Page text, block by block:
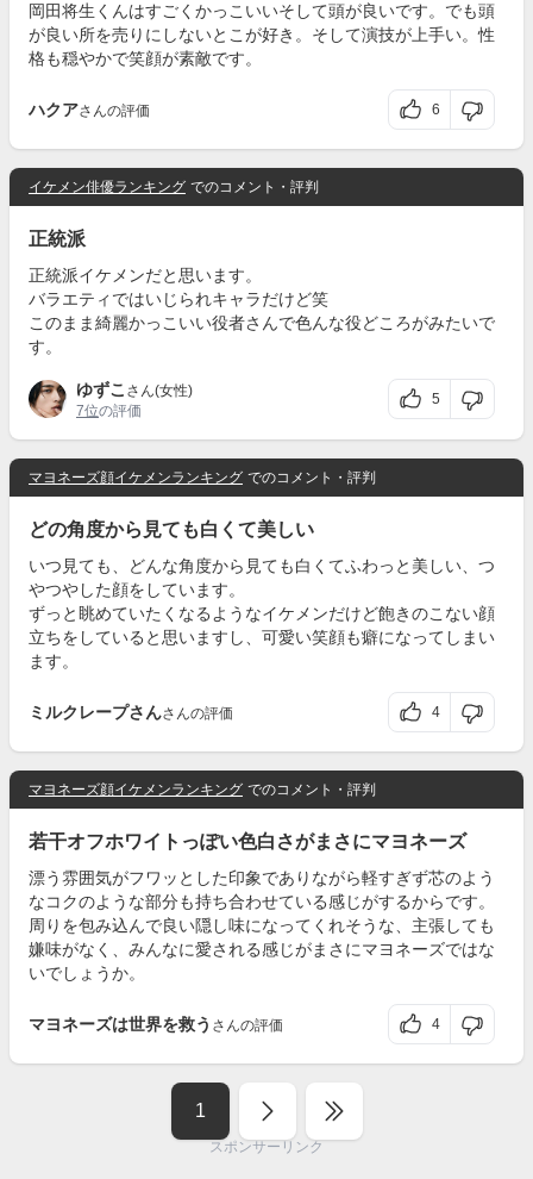
岡田将生くんはすごくかっこいいそして頭が良いです。でも頭
が良い所を売りにしないとこが好き。そして演技が上手い。性
格も穏やかで笑顔が素敵です。
ハクアさんの評価 6
イケメン俳優ランキング でのコメント・評判
正統派
正統派イケメンだと思います。
バラエティではいじられキャラだけど笑
このまま綺麗かっこいい役者さんで色んな役どころがみたいで
す。
ゆずこ さん(女性)
7位の評価
5
マヨネーズ顔イケメンランキング でのコメント・評判
どの角度から見ても白くて美しい
いつ見ても、どんな角度から見ても白くてふわっと美しい、つ
やつやした顔をしています。
ずっと眺めていたくなるようなイケメンだけど飽きのこない顔
立ちをしていると思いますし、可愛い笑顔も癖になってしまい
ます。
ミルクレープさんさんの評価 4
マヨネーズ顔イケメンランキング でのコメント・評判
若干オフホワイトっぽい色白さがまさにマヨネーズ
漂う雰囲気がフワッとした印象でありながら軽すぎず芯のよう
なコクのような部分も持ち合わせている感じがするからです。
周りを包み込んで良い隠し味になってくれそうな、主張しても
嫌味がなく、みんなに愛される感じがまさにマヨネーズではな
いでしょうか。
マヨネーズは世界を救う さんの評価 4
1
スポンサーリンク